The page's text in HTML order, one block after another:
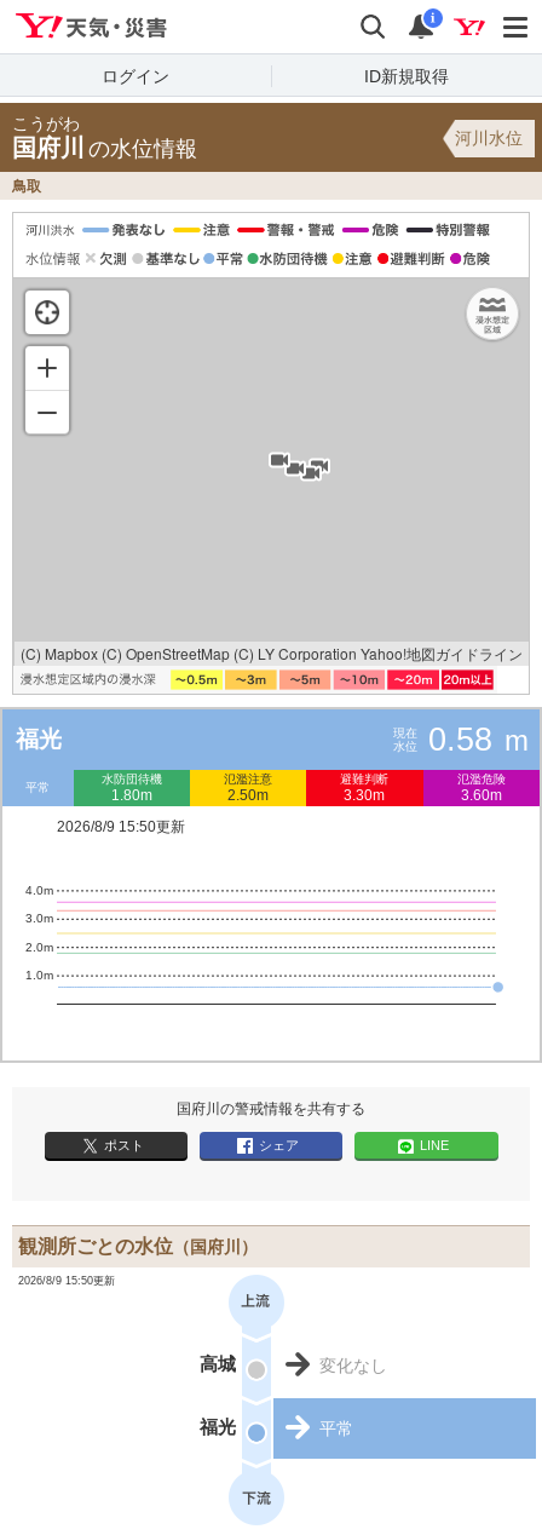
検索 通知
i
ログイン ID新規取得
こうがわ
国府川 の水位情報 河川水位
鳥取
(C) Mapbox (C) OpenStreetMap (C) LY Corporation Yahoo!地図ガイドライン
福光
現在
水位
0.58 m
平常
水防団待機
1.80m
氾濫注意
2.50m
避難判断
3.30m
氾濫危険
3.60m
2026/8/9 15:50更新
1.0m
2.0m
3.0m
4.0m
国府川の警戒情報を共有する
ポスト シェア LINE
観測所ごとの水位 （国府川）
2026/8/9 15:50更新
高城 変化なし
福光 平常